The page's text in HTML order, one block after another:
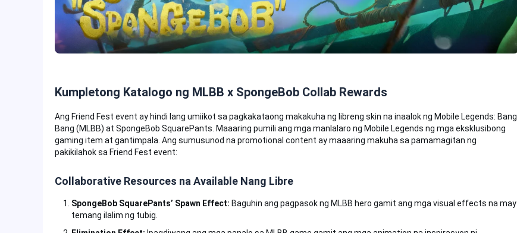
Kumpletong Katalogo ng MLBB x SpongeBob Collab Rewards
Ang Friend Fest event ay hindi lang umiikot sa pagkakataong makakuha ng libreng skin na inaalok ng Mobile Legends: Bang
Bang (MLBB) at SpongeBob SquarePants. Maaaring pumili ang mga manlalaro ng Mobile Legends ng mga eksklusibong
gaming item at gantimpala. Ang sumusunod na promotional content ay maaaring makuha sa pamamagitan ng
pakikilahok sa Friend Fest event:
Collaborative Resources na Available Nang Libre
SpongeBob SquarePants’ Spawn Effect: Baguhin ang pagpasok ng MLBB hero gamit ang mga visual effects na may
temang ilalim ng tubig.